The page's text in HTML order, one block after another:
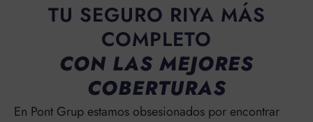
TU SEGURO RIYA MÁS
COMPLETO
CON LAS MEJORES
COBERTURAS
En Pont Grup estamos obsesionados por encontrar